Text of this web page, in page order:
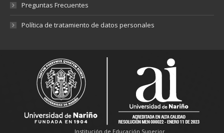
Preguntas Frecuentes
Política de tratamiento de datos personales
Institución de Educación Superior